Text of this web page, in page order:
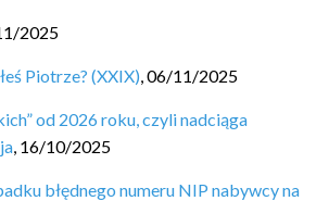
2025
Piotrze? (XXIX),06/11/2025
od 2026 roku, czyli nadciąga
, 16/10/2025
błędnego numeru NIP nabywcy na